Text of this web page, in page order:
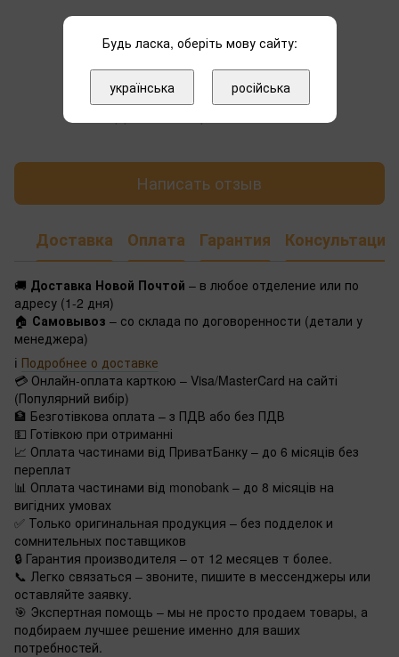
Написать отзыв
Доставка Оплата Гарантия Консультация
🚚 Доставка Новой Почтой – в любое отделение или по
адресу (1-2 дня)
🏠 Самовывоз – со склада по договоренности (детали у
менеджера)
ℹ️ Подробнее о доставке
💳 Онлайн-оплата карткою – Visa/MasterCard на сайті
(Популярний вибір)
🏦 Безготівкова оплата – з ПДВ або без ПДВ
💵 Готівкою при отриманні
📈 Оплата частинами від ПриватБанку – до 6 місяців без
переплат
📊 Оплата частинами від monobank – до 8 місяців на
вигідних умовах
✅ Только оригинальная продукция – без подделок и
сомнительных поставщиков
🔒 Гарантия производителя – от 12 месяцев т более.
📞 Легко связаться – звоните, пишите в мессенджеры или
оставляйте заявку.
🎯 Экспертная помощь – мы не просто продаем товары, а
подбираем лучшее решение именно для ваших
потребностей.
Будь ласка, оберіть мову сайту:
українська російська